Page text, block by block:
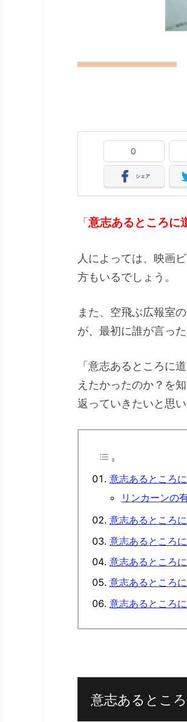
0
シェア
「 意志あるところに
人によっては、映画
方もいるでしょう。
また、空飛ぶ広報室
が、最初に誰が言っ
「意志あるところに
えたかったのか？を
返っていきたいと思い
意志あるところ
リンカーンの
意志あるところ
意志あるところ
意志あるところ
意志あるところ
意志あるところ
意志あるとこ